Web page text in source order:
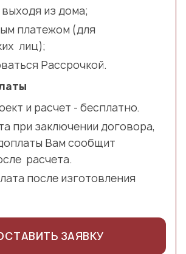
из дома;
платежом (для
лиц);
Рассрочкой.
и расчет - бесплатно.
при заключении договора,
Вам сообщит
расчета.
после изготовления
ЗАЯВКУ